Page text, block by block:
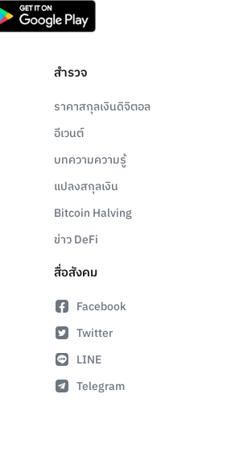
สำรวจ
ราคาสกุลเงินดิจิตอล
อีเวนต์
บทความความรู้
แปลงสกุลเงิน
Bitcoin Halving
ข่าว DeFi
สื่อสังคม
Facebook
Twitter
LINE
Telegram